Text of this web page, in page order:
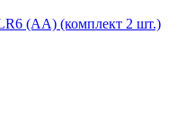
(AA) (комплект 2 шт.)